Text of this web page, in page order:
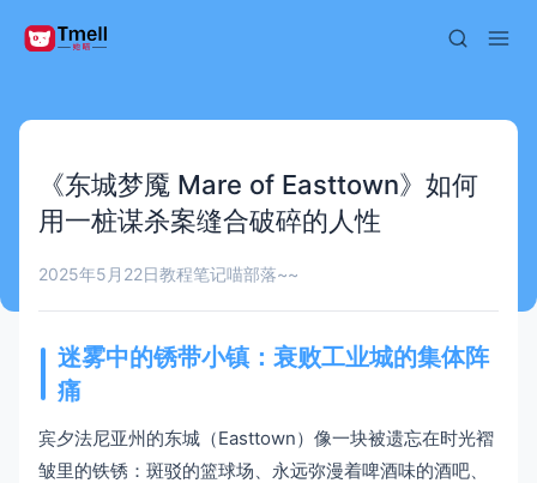
《东城梦魇 Mare of Easttown》如何
用一桩谋杀案缝合破碎的人性
2025年5月22日教程笔记喵部落~~
迷雾中的锈带小镇：衰败工业城的集体阵
痛
宾夕法尼亚州的东城（Easttown）像一块被遗忘在时光褶
皱里的铁锈：斑驳的篮球场、永远弥漫着啤酒味的酒吧、